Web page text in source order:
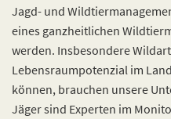
Jagd- und
eines ganzheitlichen
werden. Insbesondere
Lebensraumpotenzial im
können, brauchen unsere
Jäger sind Experten im